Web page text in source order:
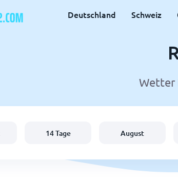
Deutschland Schweiz
Wetter
14 Tage August